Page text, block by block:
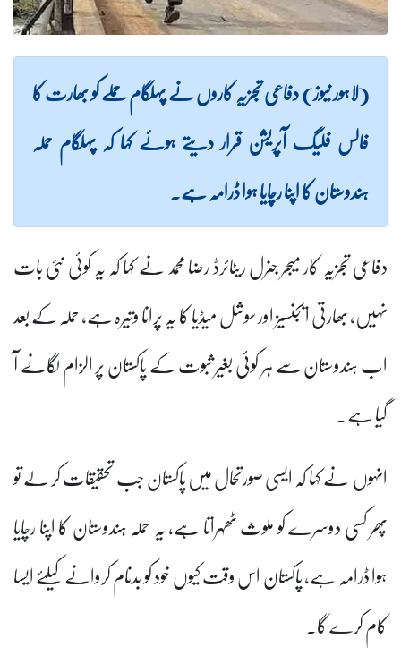
(لاہور نیوز) دفاعی تجزیہ کاروں نے پہلگام حملے کو بھارت کا
فالس فلیگ آپریشن قرار دیتے ہوئے کہا کہ پہلگام حملہ
ہندوستان کا اپنا رچایا ہوا ڈرامہ ہے۔
دفاعی تجزیہ کار میجر جنرل ریٹائرڈ رضا محمد نے کہا کہ یہ کوئی نئی بات
نہیں، بھارتی ایجنسیز اور سوشل میڈیا کا یہ پرانا وتیرہ ہے، حملہ کے بعد
اب ہندوستان سے ہر کوئی بغیر ثبوت کے پاکستان پر الزام لگانے آ
گیا ہے۔
انہوں نے کہا کہ ایسی صورتحال میں پاکستان جب تحقیقات کر لے تو
پھر کسی دوسرے کو ملوث ٹھہراتا ہے، یہ حملہ ہندوستان کا اپنا رچایا
ہوا ڈرامہ ہے، پاکستان اس وقت کیوں خود کو بدنام کروانے کیلئے ایسا
کام کرے گا۔